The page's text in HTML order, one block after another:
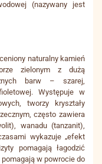
(nazywany jest
naturalny kamień
zielonym z dużą
barw – szarej,
Występuje w
tworzy kryształy
często zawiera
wanadu (tanzanit),
wykazuje „efekt
pomagają łagodzić
w powrocie do